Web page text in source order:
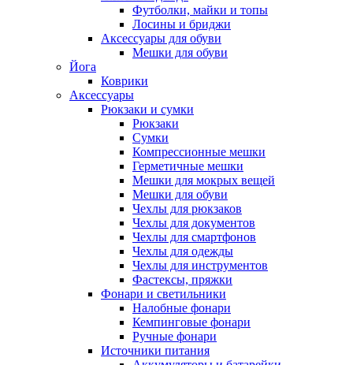
Футболки, майки и топы
Лосины и бриджи
Аксессуары для обуви
Мешки для обуви
Йога
Коврики
Аксессуары
Рюкзаки и сумки
Рюкзаки
Сумки
Компрессионные мешки
Герметичные мешки
Мешки для мокрых вещей
Мешки для обуви
Чехлы для рюкзаков
Чехлы для документов
Чехлы для смартфонов
Чехлы для одежды
Чехлы для инструментов
Фастексы, пряжки
Фонари и светильники
Налобные фонари
Кемпинговые фонари
Ручные фонари
Источники питания